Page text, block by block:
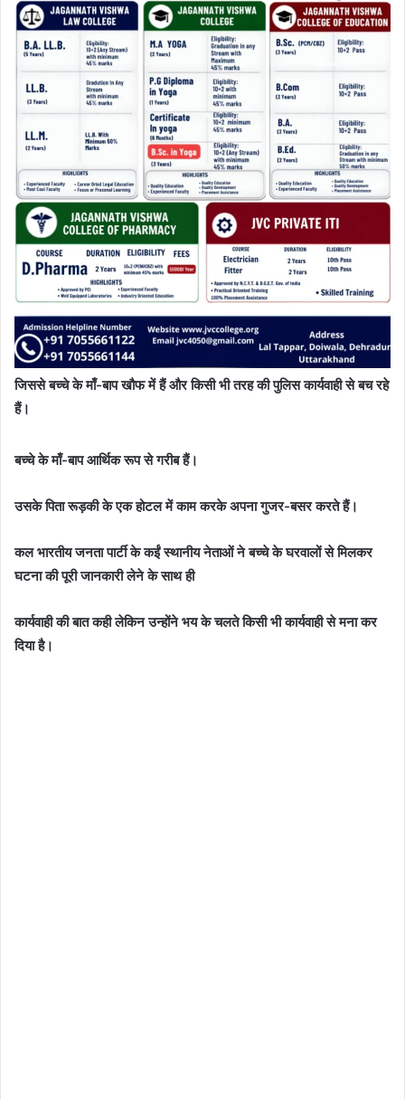
जिससे बच्चे के माँ-बाप खौफ में हैं और किसी भी तरह की पुलिस कार्यवाही से बच रहे
हैं।
बच्चे के माँ-बाप आर्थिक रूप से गरीब हैं।
उसके पिता रूड़की के एक होटल में काम करके अपना गुजर-बसर करते हैं।
कल भारतीय जनता पार्टी के कईं स्थानीय नेताओं ने बच्चे के घरवालों से मिलकर
घटना की पूरी जानकारी लेने के साथ ही
कार्यवाही की बात कही लेकिन उन्होंने भय के चलते किसी भी कार्यवाही से मना कर
दिया है।